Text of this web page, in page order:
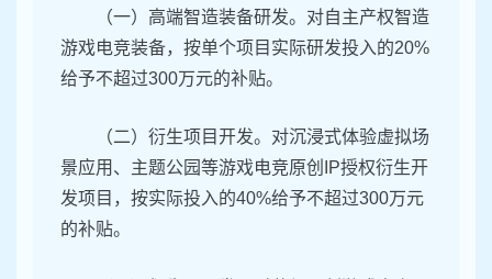
（一）高端智造装备研发。对自主产权智造
游戏电竞装备，按单个项目实际研发投入的20%
给予不超过300万元的补贴。
（二）衍生项目开发。对沉浸式体验虚拟场
景应用、主题公园等游戏电竞原创IP授权衍生开
发项目，按实际投入的40%给予不超过300万元
的补贴。